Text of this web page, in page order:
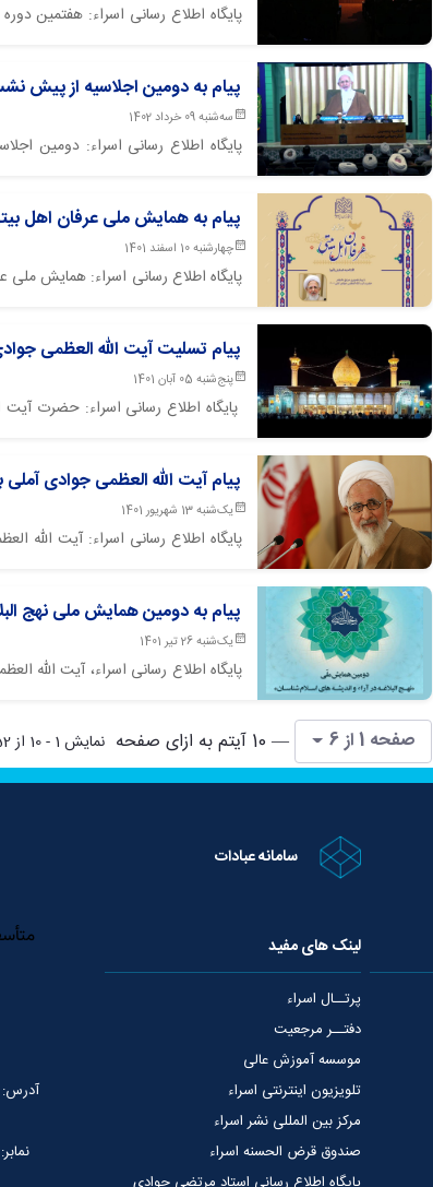
پایگاه اطلاع رسانی اسراء: هفتمین
پیام به دومین اجلاسیه از
سه‌شنبه 09 خرداد 1402
پیام به همایش ملی عرفان اهل
چهارشنبه 10 اسفند 1401
پایگاه اطلاع رسانی اسراء: همایش
پیام تسلیت آیت الله العظمی
السلام (شاهچراغ) شیراز
پنج‌شنبه 05 آبان 1401
پایگاه اطلاع رسانی اسراء: حضرت
پیام آیت الله العظمی جوادی
یک‌شنبه 13 شهریور 1401
پایگاه اطلاع رسانی اسراء: آیت
پیام به دومین همایش ملی نهج
یک‌شنبه 26 تیر 1401
پایگاه اطلاع رسانی اسراء، آیت الله
هایی که توانسته را جمع آوری کرده و
صفحه 1 از 6 — 10 آیتم به ازای صفحه نمایش 1 - 10 از 52 نتیجه
سامانه عبادات
لینک های مفید
پرتــال اسراء
دفتــر مرجعیت
موسسه آموزش عالی
تلویزیون اینترنتی اسراء
مرکز بین المللی نشر اسراء
صندوق قرض الحسنه اسراء
آدرس: قم، 75 متری عمار یاسر،
نمابر: 02537765253